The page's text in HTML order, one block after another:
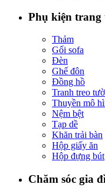
Phụ kiện trang
Thảm
Gối sofa
Đèn
Ghế đôn
Đồng hồ
Tranh treo
Thuyền mô
Nệm bệt
Tạp dề
Khăn trải bàn
Hộp giấy ăn
Hộp đựng bút
Chăm sóc gia